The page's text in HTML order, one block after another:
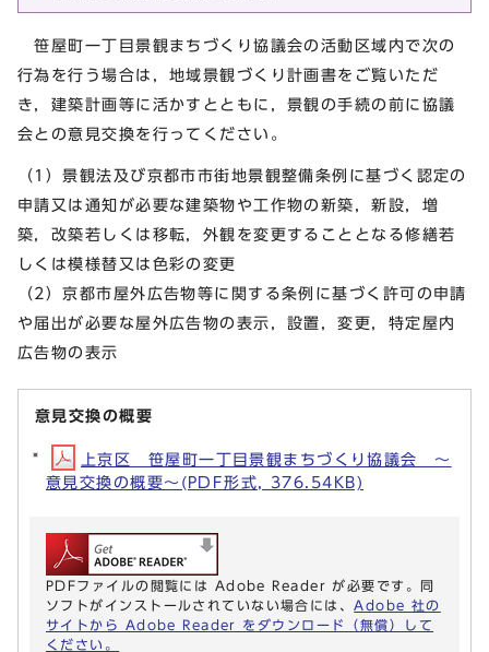
笹屋町一丁目景観まちづくり協議会の活動区域内で次の
行為を行う場合は，地域景観づくり計画書をご覧いただ
き，建築計画等に活かすとともに，景観の手続の前に協議
会との意見交換を行ってください。
（1）景観法及び京都市市街地景観整備条例に基づく認定の
申請又は通知が必要な建築物や工作物の新築，新設，増
築，改築若しくは移転，外観を変更することとなる修繕若
しくは模様替又は色彩の変更
（2）京都市屋外広告物等に関する条例に基づく許可の申請
や届出が必要な屋外広告物の表示，設置，変更，特定屋内
広告物の表示
意見交換の概要
上京区 笹屋町一丁目景観まちづくり協議会 ～
意見交換の概要～(PDF形式, 376.54KB)
PDFファイルの閲覧には Adobe Reader が必要です。同
ソフトがインストールされていない場合には、 Adobe 社の
サイトから Adobe Reader をダウンロード（無償）して
ください。